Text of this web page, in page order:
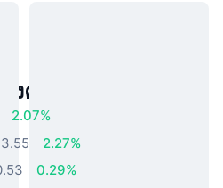
งความจริงยอดนิยม
2.07%
2.27%
0.29%